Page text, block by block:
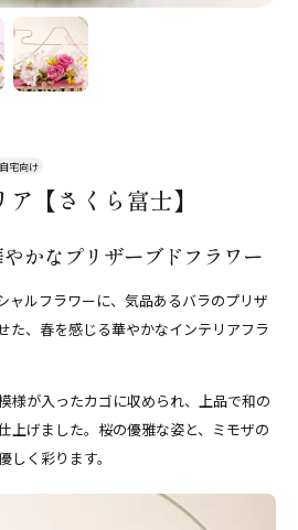
宅向け
【さくら富士】
かなプリザーブドフラワー
ャルフラワーに、気品あるバラのプリザ
た、春を感じる華やかなインテリアフラ
様が入ったカゴに収められ、上品で和の
上げました。桜の優雅な姿と、ミモザの
く彩ります。